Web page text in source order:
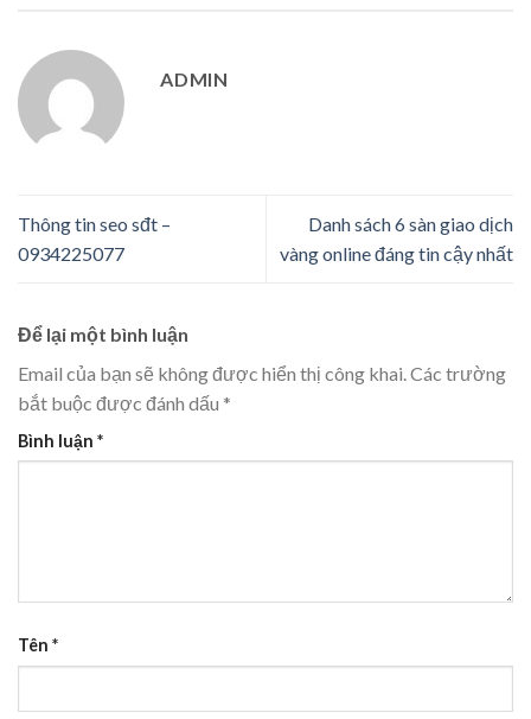
ADMIN
Thông tin seo sđt –
0934225077
Danh sách 6 sàn giao dịch
vàng online đáng tin cậy nhất
Để lại một bình luận
Email của bạn sẽ không được hiển thị công khai. Các trường
bắt buộc được đánh dấu *
Bình luận *
Tên *